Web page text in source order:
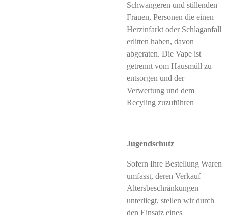
Schwangeren und stillenden
Frauen, Personen die einen
Herzinfarkt oder Schlaganfall
erlitten haben, davon
abgeraten. Die Vape ist
getrennt vom Hausmüll zu
entsorgen und der
Verwertung und dem
Recyling zuzuführen
Jugendschutz
Sofern Ihre Bestellung Waren
umfasst, deren Verkauf
Altersbeschränkungen
unterliegt, stellen wir durch
den Einsatz eines